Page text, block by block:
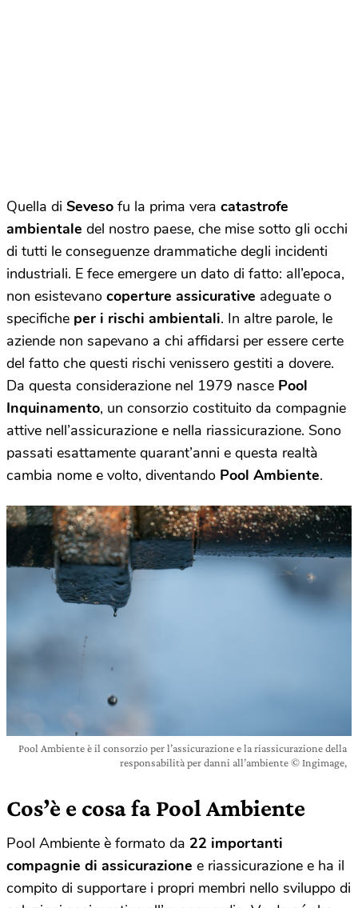
Quella di Seveso fu la prima vera catastrofe
ambientale del nostro paese, che mise sotto gli occhi
di tutti le conseguenze drammatiche degli incidenti
industriali. E fece emergere un dato di fatto: all’epoca,
non esistevano coperture assicurative adeguate o
specifiche per i rischi ambientali. In altre parole, le
aziende non sapevano a chi affidarsi per essere certe
del fatto che questi rischi venissero gestiti a dovere.
Da questa considerazione nel 1979 nasce Pool
Inquinamento, un consorzio costituito da compagnie
attive nell’assicurazione e nella riassicurazione. Sono
passati esattamente quarant’anni e questa realtà
cambia nome e volto, diventando Pool Ambiente.
Pool Ambiente è il consorzio per l’assicurazione e la riassicurazione della
responsabilità per danni all’ambiente © Ingimage,
Cos’è e cosa fa Pool Ambiente
Pool Ambiente è formato da 22 importanti
compagnie di assicurazione e riassicurazione e ha il
compito di supportare i propri membri nello sviluppo di